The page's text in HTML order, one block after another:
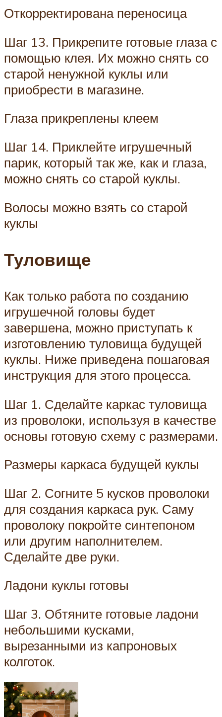
Откорректирована переносица
Шаг 13. Прикрепите готовые глаза с
помощью клея. Их можно снять со
старой ненужной куклы или
приобрести в магазине.
Глаза прикреплены клеем
Шаг 14. Приклейте игрушечный
парик, который так же, как и глаза,
можно снять со старой куклы.
Волосы можно взять со старой
куклы
Туловище
Как только работа по созданию
игрушечной головы будет
завершена, можно приступать к
изготовлению туловища будущей
куклы. Ниже приведена пошаговая
инструкция для этого процесса.
Шаг 1. Сделайте каркас туловища
из проволоки, используя в качестве
основы готовую схему с размерами.
Размеры каркаса будущей куклы
Шаг 2. Согните 5 кусков проволоки
для создания каркаса рук. Саму
проволоку покройте синтепоном
или другим наполнителем.
Сделайте две руки.
Ладони куклы готовы
Шаг 3. Обтяните готовые ладони
небольшими кусками,
вырезанными из капроновых
колготок.